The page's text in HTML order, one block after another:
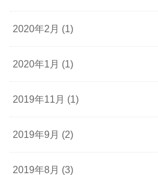
2020年2月 (1)
2020年1月 (1)
2019年11月 (1)
2019年9月 (2)
2019年8月 (3)